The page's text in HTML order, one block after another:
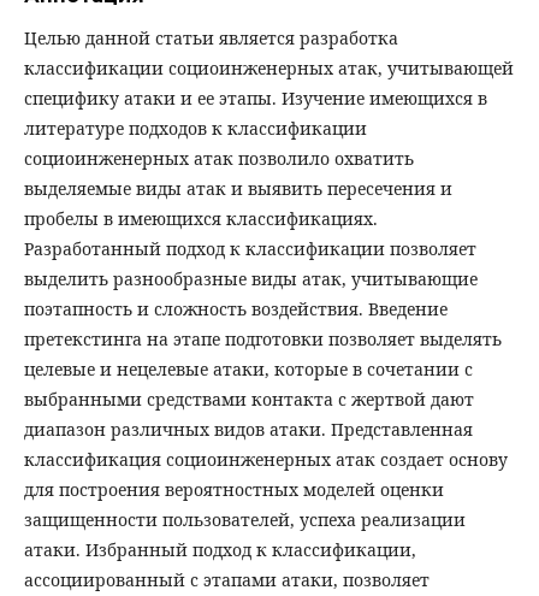
Целью данной статьи является разработка
классификации социоинженерных атак, учитывающей
специфику атаки и ее этапы. Изучение имеющихся в
литературе подходов к классификации
социоинженерных атак позволило охватить
выделяемые виды атак и выявить пересечения и
пробелы в имеющихся классификациях.
Разработанный подход к классификации позволяет
выделить разнообразные виды атак, учитывающие
поэтапность и сложность воздействия. Введение
претекстинга на этапе подготовки позволяет выделять
целевые и нецелевые атаки, которые в сочетании с
выбранными средствами контакта с жертвой дают
диапазон различных видов атаки. Представленная
классификация социоинженерных атак создает основу
для построения вероятностных моделей оценки
защищенности пользователей, успеха реализации
атаки. Избранный подход к классификации,
ассоциированный с этапами атаки, позволяет